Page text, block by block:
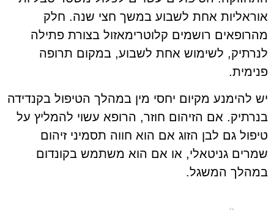
אוראליות אחת לשבוע במשך חצי שנה. חלק
מהרופאים רושמים קלוטרימאזול בצורת פתילה
לנרתיק, לשימוש אחת לשבוע, במקום תרופה
פנימית.
יש להימנע מקיום יחסי מין במהלך הטיפול בקנדידה
בנרתיק. אם הזיהום חוזר, הרופא עשוי להמליץ על
טיפול גם לבן הזוג אם הוא חווה תסמיני זיהום
שמרים גניטאלי, או אם הוא משתמש בקונדום
במהלך המשגל.